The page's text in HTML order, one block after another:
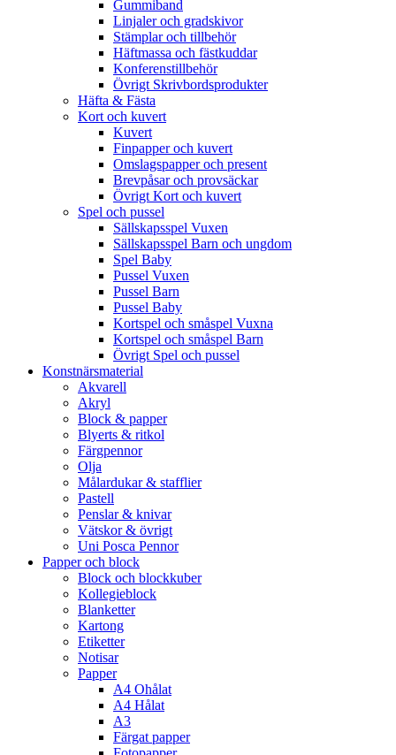
Gummiband
Linjaler och gradskivor
Stämplar och tillbehör
Häftmassa och fästkuddar
Konferenstillbehör
Övrigt Skrivbordsprodukter
Häfta & Fästa
Kort och kuvert
Kuvert
Finpapper och kuvert
Omslagspapper och present
Brevpåsar och provsäckar
Övrigt Kort och kuvert
Spel och pussel
Sällskapsspel Vuxen
Sällskapsspel Barn och ungdom
Spel Baby
Pussel Vuxen
Pussel Barn
Pussel Baby
Kortspel och småspel Vuxna
Kortspel och småspel Barn
Övrigt Spel och pussel
Konstnärsmaterial
Akvarell
Akryl
Block & papper
Blyerts & ritkol
Färgpennor
Olja
Målardukar & stafflier
Pastell
Penslar & knivar
Vätskor & övrigt
Uni Posca Pennor
Papper och block
Block och blockkuber
Kollegieblock
Blanketter
Kartong
Etiketter
Notisar
Papper
A4 Ohålat
A4 Hålat
A3
Färgat papper